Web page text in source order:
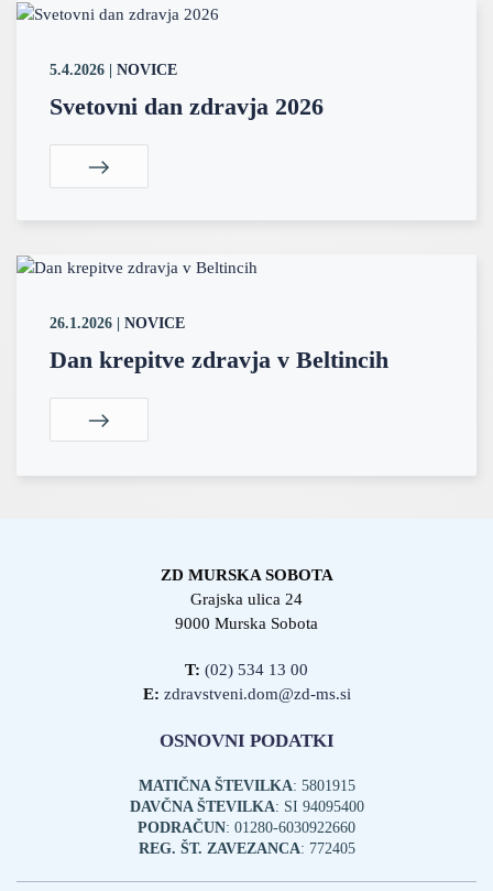
5.4.2026 | NOVICE
Svetovni dan zdravja 2026
26.1.2026 NOVICE
Dan krepitve zdravja v Beltincih
ZD MURSKA SOBOTA
Grajska ulica 24
9000 Murska Sobota
T: (02) 534 13 00
E: zdravstveni.dom@zd-ms.si
OSNOVNI PODATKI
MATIČNA ŠTEVILKA: 5801915
DAVČNA ŠTEVILKA: SI 94095400
PODRAČUN: 01280-6030922660
REG. ŠT. ZAVEZANCA: 772405